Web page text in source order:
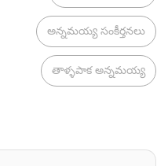
అన్నమయ్య సంకీర్తనలు
తాళ్ళపాక అన్నమయ్య